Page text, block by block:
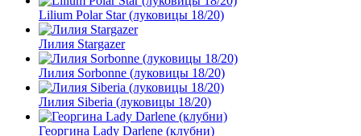
Lilium Polar Star (луковицы 18/20)
Лилия Stargazer
Лилия Sorbonne (луковицы 18/20)
Лилия Siberia (луковицы 18/20)
Георгина Lady Darlene (клубни)